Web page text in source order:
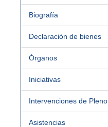
Biografía
Declaración de bienes
Órganos
Iniciativas
Intervenciones de Pleno
Asistencias